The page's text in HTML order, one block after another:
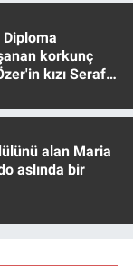
korkunç
kızı Seraf
alan Maria
aslında bir